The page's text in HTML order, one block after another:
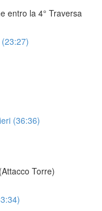
entro la 4° Traversa
(36:36)
Torre)